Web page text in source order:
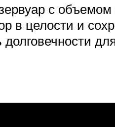
с
в целости и